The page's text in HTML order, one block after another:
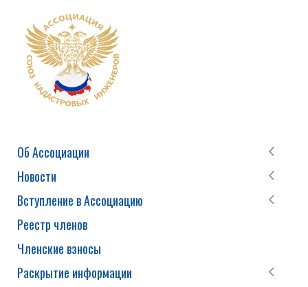
Об Ассоциации
Новости
Вступление в Ассоциацию
Реестр членов
Членские взносы
Раскрытие информации